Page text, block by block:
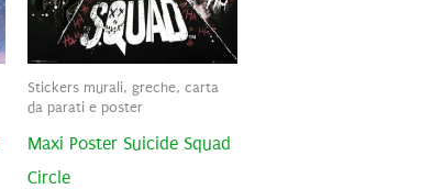
Stickers murali, greche, carta
da parati e poster
Maxi Poster Suicide Squad
Circle